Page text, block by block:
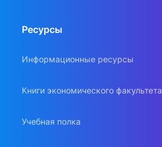
Ресурсы
Информационные ресурсы
Книги экономического факультета
Учебная полка